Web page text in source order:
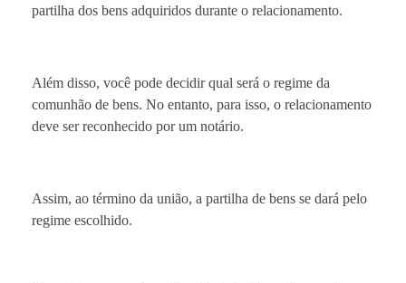
partilha dos bens adquiridos durante o relacionamento.
Além disso, você pode decidir qual será o regime da
comunhão de bens. No entanto, para isso, o relacionamento
deve ser reconhecido por um notário.
Assim, ao término da união, a partilha de bens se dará pelo
regime escolhido.